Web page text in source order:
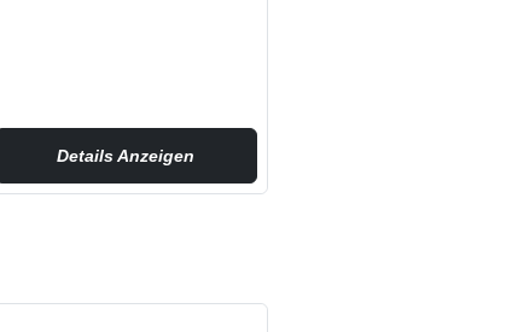
Details Anzeigen